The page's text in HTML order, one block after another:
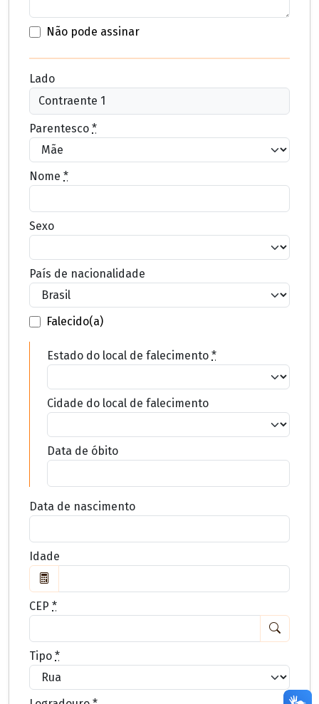
Não pode assinar
Lado
Parentesco *
Nome *
Sexo
País de nacionalidade
Falecido(a)
Estado do local de falecimento *
Cidade do local de falecimento
Data de óbito
Data de nascimento
Idade
CEP *
Tipo *